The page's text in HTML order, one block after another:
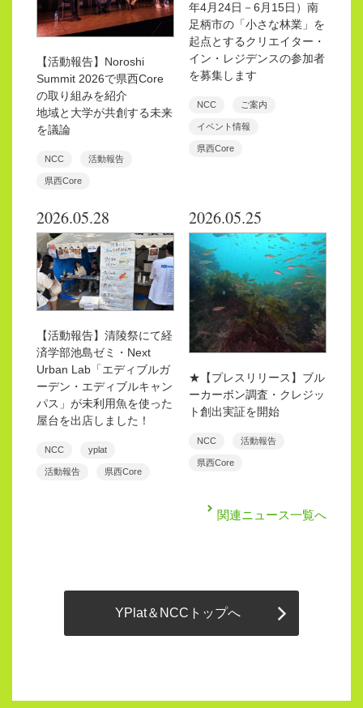
【活動報告】Noroshi
Summit 2026で県西Core
の取り組みを紹介
地域と大学が共創する未来
を議論
NCC 活動報告
県西Core
年4月24日－6月15日）南
足柄市の「小さな林業」を
起点とするクリエイター・
イン・レジデンスの参加者
を募集します
NCC ご案内
イベント情報
県西Core
2026.05.28
【活動報告】清陵祭にて経
済学部池島ゼミ・Next
Urban Lab「エディブルガ
ーデン・エディブルキャン
パス」が未利用魚を使った
屋台を出店しました！
NCC yplat
活動報告 県西Core
2026.05.25
★【プレスリリース】ブル
ーカーボン調査・クレジッ
ト創出実証を開始
NCC 活動報告
県西Core
関連ニュース一覧へ
YPlat＆NCCトップへ